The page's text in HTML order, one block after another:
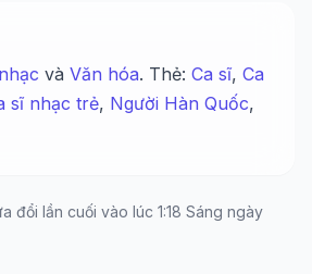
và Văn hóa. Thẻ: Ca sĩ, Ca
sĩ nhạc trẻ, Người Hàn Quốc,
đổi lần cuối vào lúc 1:18 Sáng ngày